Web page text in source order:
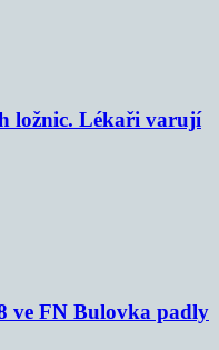
ložnic. Lékaři varují
ve FN Bulovka padly